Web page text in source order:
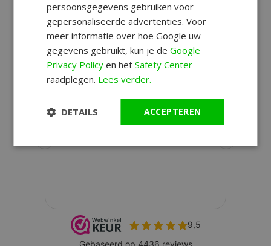
persoonsgegevens gebruiken voor
gepersonaliseerde advertenties. Voor
meer informatie over hoe Google uw
gegevens gebruikt, kun je deGoogle
Privacy Policy en hetSafety Center
raadplegen. Lees verder.
ACCEPTEREN
DETAILS